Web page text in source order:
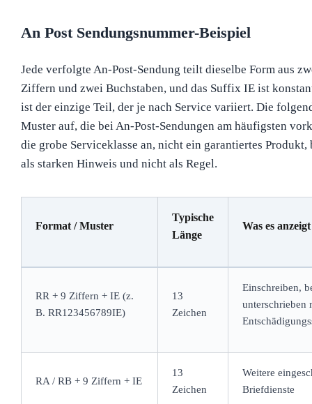
An Post Sendungsnummer-Beispiel
Jede verfolgte An-Post-Sendung teilt dieselbe Form aus
Ziffern und zwei Buchstaben, und das Suffix IE ist
ist der einzige Teil, der je nach Service variiert. Die
Muster auf, die bei An-Post-Sendungen am häufigsten
die grobe Serviceklasse an, nicht ein garantiertes Produkt,
als starken Hinweis und nicht als Regel.
Format / Muster
Typische
Länge
Was es anzeigt
RR + 9 Ziffern + IE (z.
B. RR123456789IE)
13
Zeichen
Einschreiben,
unterschrieben
RA / RB + 9 Ziffern + IE
13
Zeichen
Weitere
Briefdienste